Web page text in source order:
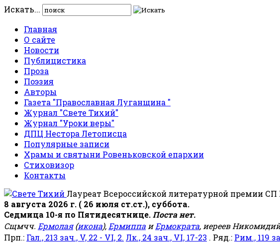
Искать...
Главная
О сайте
Новости
Публицистика
Проза
Поэзия
Авторы
Газета "Православная Луганщина "
Журнал "Свете Тихий"
Журнал "Уроки веры"
ДПЦ Нестора Летописца
Популярные записи
Храмы и святыни Ровеньковской епархии
Стиховизор
Контакты
Лауреат Всероссийской литературной премии СП
8 августа 2026 г. ( 26 июля ст.ст.), суббота.
Седмица 10-я по Пятидесятнице. Поста нет.
Сщмчч. Ермолая(икона), Ермиппа иЕрмократа, иереев
Прп.: Гал., 213 зач., V, 22 - VI, 2. Лк., 24 зач., VI, 17-23 . Ряд.: Рим., 119